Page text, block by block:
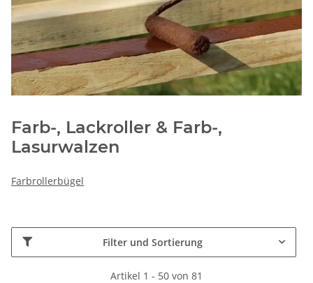
Farb-, Lackroller & Farb-,
Lasurwalzen
Farbrollerbügel
Filter und Sortierung
Artikel 1 - 50 von 81